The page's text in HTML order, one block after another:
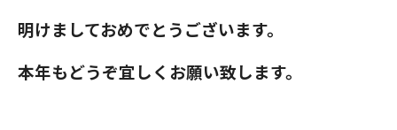
明けましておめでとうございます。
本年もどうぞ宜しくお願い致します。